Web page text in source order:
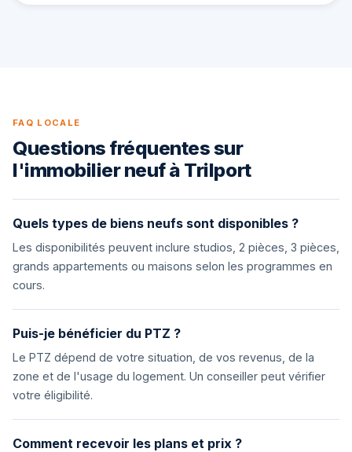
FAQ LOCALE
Questions fréquentes sur
l'immobilier neuf à Trilport
Quels types de biens neufs sont disponibles ?
Les disponibilités peuvent inclure studios, 2 pièces, 3 pièces,
grands appartements ou maisons selon les programmes en
cours.
Puis-je bénéficier du PTZ ?
Le PTZ dépend de votre situation, de vos revenus, de la
zone et de l'usage du logement. Un conseiller peut vérifier
votre éligibilité.
Comment recevoir les plans et prix ?